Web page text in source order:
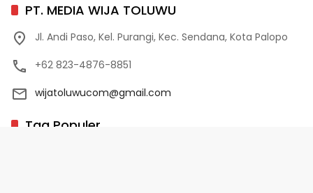
PT. MEDIA WIJA TOLUWU
Jl. Andi Paso, Kel. Purangi, Kec. Sendana, Kota Palopo
+62 823-4876-8851
wijatoluwucom@gmail.com
Tag Populer